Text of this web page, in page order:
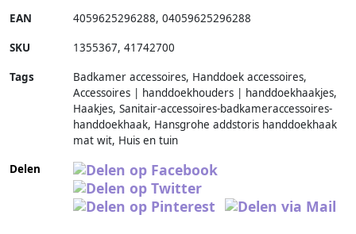
EAN 4059625296288, 04059625296288
SKU 1355367, 41742700
Tags
Badkamer accessoires, Handdoek accessoires,
Accessoires | handdoekhouders | handdoekhaakjes,
Haakjes, Sanitair-accessoires-badkameraccessoires-
handdoekhaak, Hansgrohe addstoris handdoekhaak
mat wit, Huis en tuin
Delen